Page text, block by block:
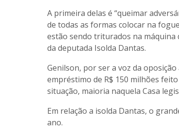
A primeira delas é “queimar
de todas as formas colocar na
estão sendo triturados na máquina
da deputada Isolda Dantas.
Genilson, por ser a voz da
empréstimo de R$ 150 milhões
situação, maioria naquela Casa
Em relação a isolda Dantas, o
ano.